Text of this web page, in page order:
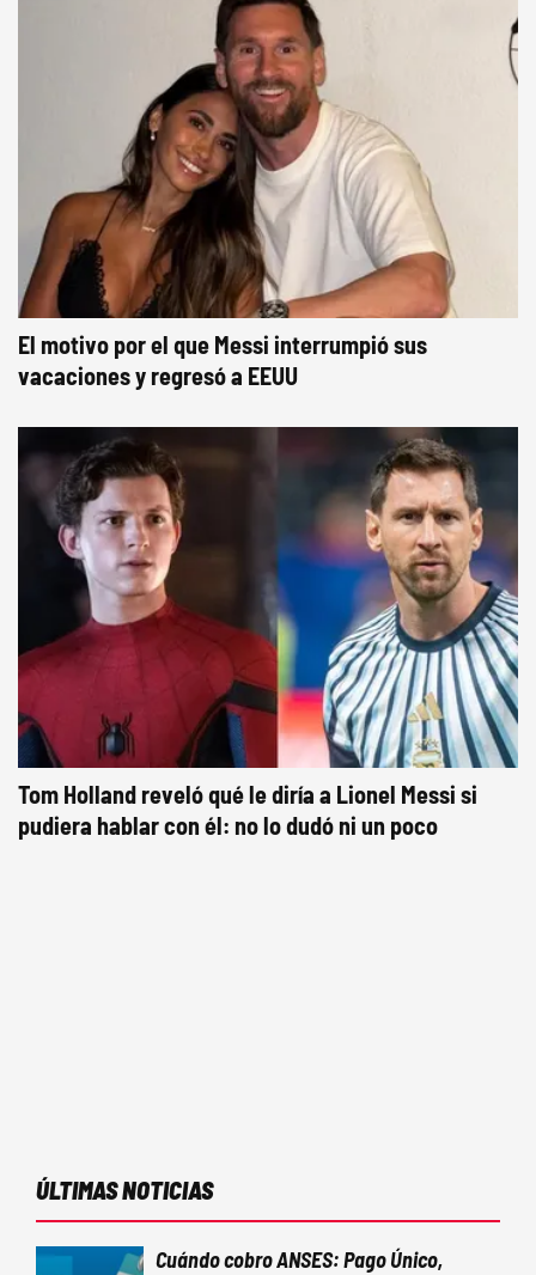
El motivo por el que Messi interrumpió sus
vacaciones y regresó a EEUU
Tom Holland reveló qué le diría a Lionel Messi si
pudiera hablar con él: no lo dudó ni un poco
ÚLTIMAS NOTICIAS
Cuándo cobro ANSES: Pago Único,